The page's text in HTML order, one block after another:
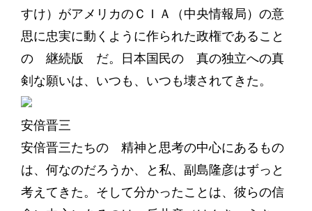
すけ）がアメリカのＣＩＡ（中央情報局）の意
思に忠実に動くように作られた政権であること
の 継続版 だ。日本国民の 真の独立への真
剣な願いは、いつも、いつも壊されてきた。
安倍晋三
安倍晋三たちの 精神と思考の中心にあるもの
は、何なのだろうか、と私、副島隆彦はずっと
考えてきた。そして分かったことは、彼らの信